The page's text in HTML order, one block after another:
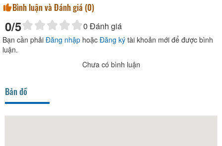
Bình luận và Đánh giá (0)
0/5 0 Đánh giá
Bạn cần phải Đăng nhập hoặc Đăng ký tài khoản mới để được bình
luận.
Chưa có bình luận
Bản đồ